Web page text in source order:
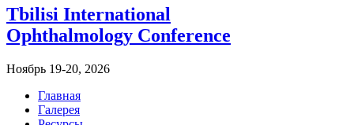
Tbilisi International
Ophthalmology Conference
Ноябрь 19-20, 2026
Главная
Галерея